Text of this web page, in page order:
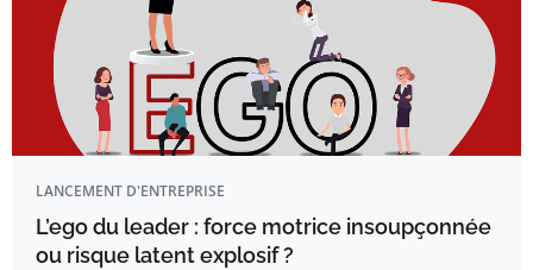
LANCEMENT D'ENTREPRISE
L’ego du leader : force motrice insoupçonnée
ou risque latent explosif ?